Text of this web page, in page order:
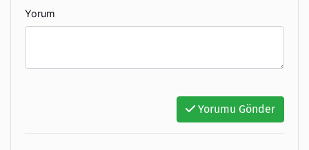
Yorum
Yorumu Gönder